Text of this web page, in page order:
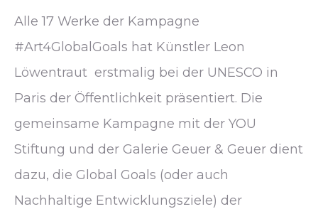
Alle 17 Werke der Kampagne
#Art4GlobalGoals hat Künstler Leon
Löwentraut erstmalig bei der UNESCO in
Paris der Öffentlichkeit präsentiert. Die
gemeinsame Kampagne mit der YOU
Stiftung und der Galerie Geuer & Geuer dient
dazu, die Global Goals (oder auch
Nachhaltige Entwicklungsziele) der